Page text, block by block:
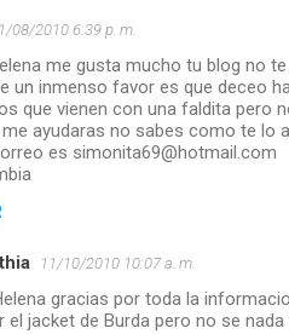
08/2010 6:39 p. m.
me gusta mucho tu blog no
un inmenso favor es que deceo
que vienen con una faldita pero
ayudaras no sabes como te lo
es simonita69@hotmail.com
11/10/2010 10:07 a. m.
gracias por toda la
el jacket de Burda pero no se